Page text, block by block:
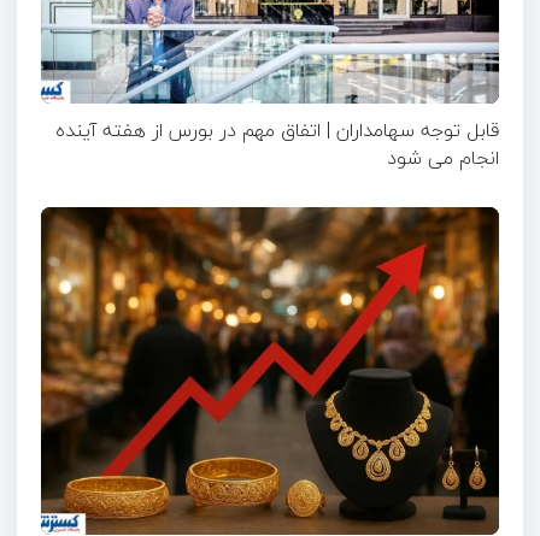
قابل توجه سهامداران | اتفاق مهم در بورس از هفته آینده
انجام می شود